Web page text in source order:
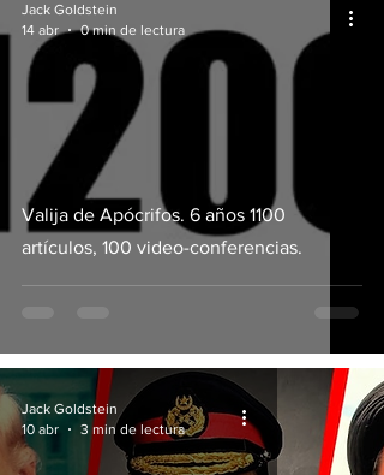
Valija de Apócrifos. 6 años 1100
artículos, 100 video-conferencias.
Jack Goldstein
14 abr
0 min de lectura
Jack Goldstein
10 abr
3 min de lectura